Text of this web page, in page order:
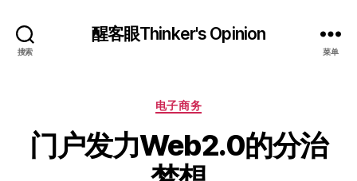
搜索
醒客眼Thinker's Opinion
菜单
分
电子商务
门户发力Web2.0的分治